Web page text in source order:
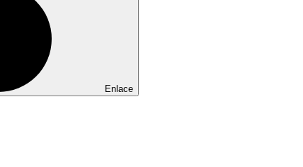
Enlace